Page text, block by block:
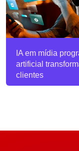
IA em mídia
artificial
clientes